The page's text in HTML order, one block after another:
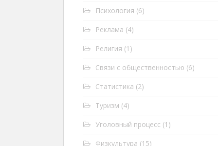
Психология (6)
Реклама (4)
Религия (1)
Связи с общественностью (6)
Статистика (2)
Туризм (4)
Уголовный процесс (1)
Физкультура (15)